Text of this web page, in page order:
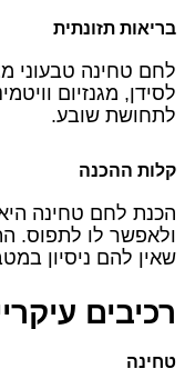
בריאות תזונתית
לחם טחינה טבעוני
לסידן, מגנזיום
לתחושת שובע.
קלות ההכנה
הכנת לחם טחינה
ולאפשר לו לתפוס.
שאין להם ניסיון
רכיבים
טחינה